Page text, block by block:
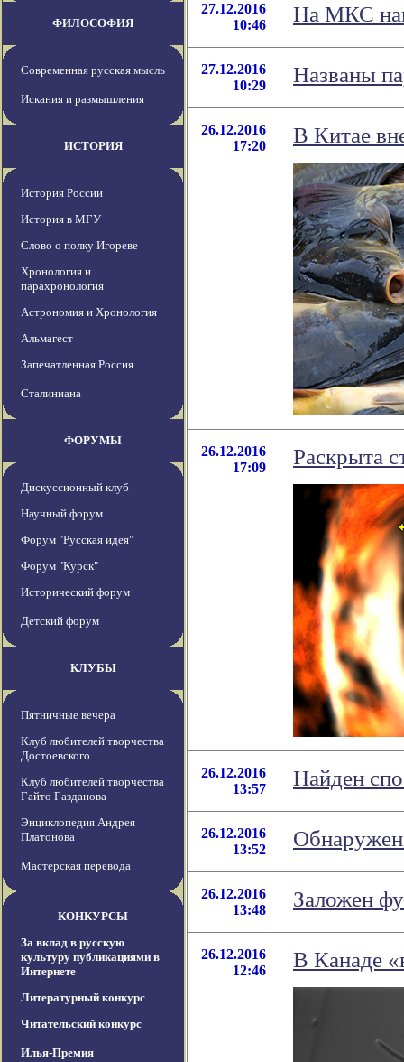
ФИЛОСОФИЯ
Современная русская мысль
Искания и размышления
ИСТОРИЯ
История России
История в МГУ
Слово о полку Игореве
Хронология и
парахронология
Астрономия и Хронология
Альмагест
Запечатленная Россия
Сталиниана
ФОРУМЫ
Дискуссионный клуб
Научный форум
Форум "Русская идея"
Форум "Курск"
Исторический форум
Детский форум
КЛУБЫ
Пятничные вечера
Клуб любителей творчества
Достоевского
Клуб любителей творчества
Гайто Газданова
Энциклопедия Андрея
Платонова
Мастерская перевода
КОНКУРСЫ
За вклад в русскую
культуру публикациями в
Интернете
Литературный конкурс
Читательский конкурс
Илья-Премия
27.12.2016
10:46
На МКС
27.12.2016
10:29
Названы
26.12.2016
17:20
В Китае
26.12.2016
17:09
Раскрыта
26.12.2016
13:57
Найден
26.12.2016
13:52
26.12.2016
13:48
Заложен
26.12.2016
12:46
В Канаде